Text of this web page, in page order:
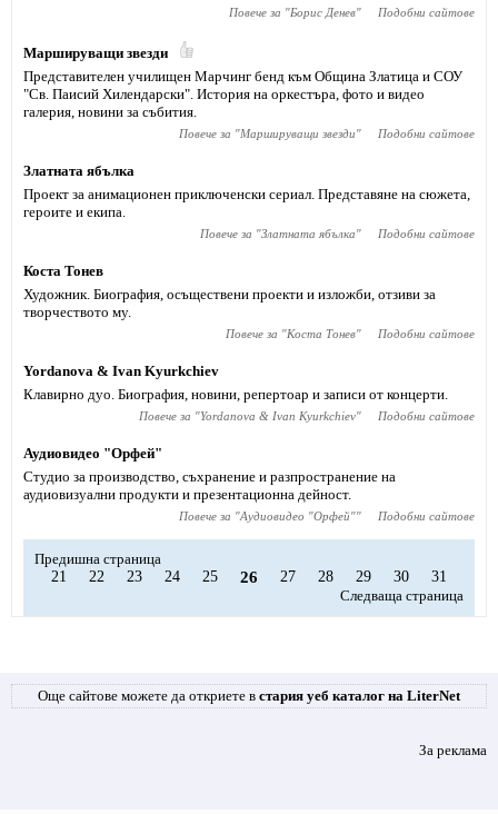
Повече за "Борис Денев" Подобни сайтове
Маршируващи звезди
Представителен училищен Марчинг бенд към Община Златица и СОУ
"Св. Паисий Хилендарски". История на оркестъра, фото и видео
галерия, новини за събития.
Повече за "Маршируващи звезди" Подобни сайтове
Златната ябълка
Проект за анимационен приключенски сериал. Представяне на сюжета,
героите и екипа.
Повече за "Златната ябълка" Подобни сайтове
Коста Тонев
Художник. Биография, осъществени проекти и изложби, отзиви за
творчеството му.
Повече за "Коста Тонев" Подобни сайтове
Yordanova & Ivan Kyurkchiev
Клавирно дуо. Биография, новини, репертоар и записи от концерти.
Повече за "Yordanova & Ivan Kyurkchiev" Подобни сайтове
Аудиовидео "Орфей"
Студио за производство, съхранение и разпространение на
аудиовизуални продукти и презентационна дейност.
Повече за "Аудиовидео "Орфей"" Подобни сайтове
Предишна страница
21
22 23 24 25 26 27 28 29 30
31
Следваща страница
Още сайтове можете да откриете в стария уеб каталог на LiterNet
За реклама